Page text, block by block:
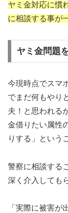
ヤミ金対応に慣
に相談する事が
ヤミ金問題
今現時点でスマ
でまだ何もやり
夫！と思われる
金借りたい属性
りする」という
警察に相談する
深く介入しても
「実際に被害